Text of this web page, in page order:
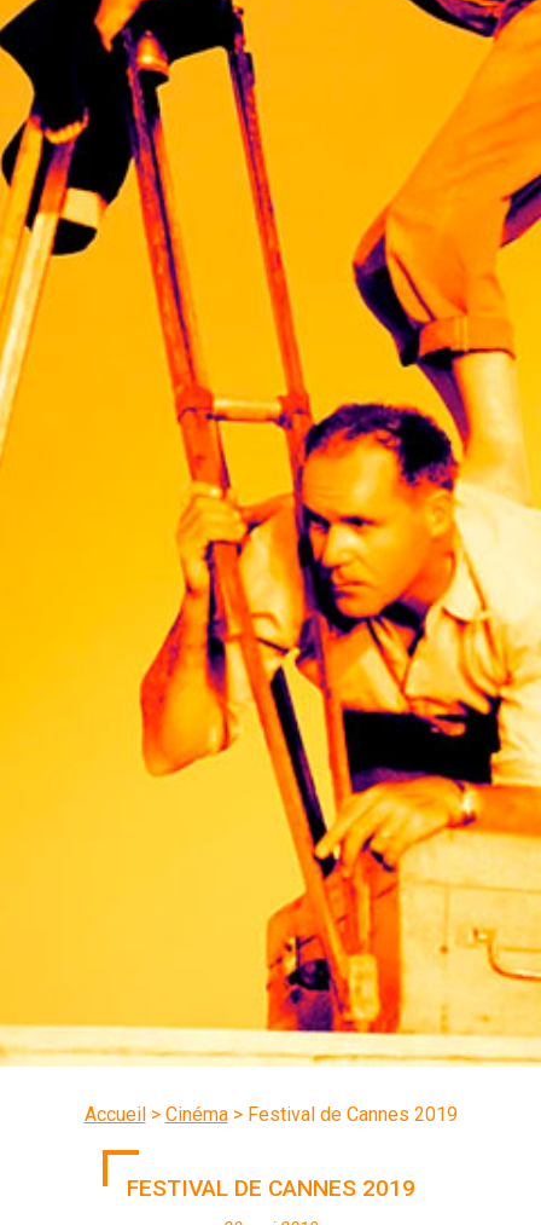
Accueil> Cinéma> Festival de Cannes 2019
FESTIVAL DE CANNES 2019